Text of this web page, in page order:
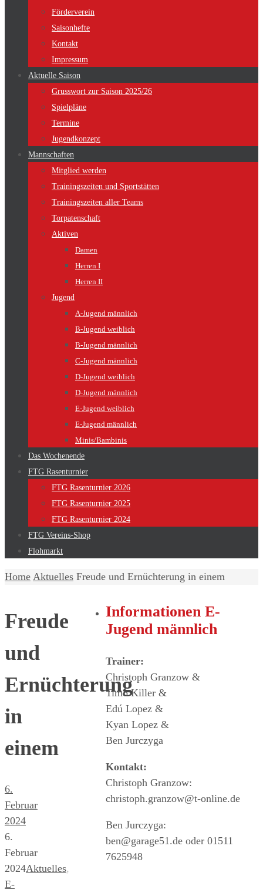
Förderverein
Saisonhefte
Kontakt
Impressum
Aktuelle Saison
Grusswort zur Saison 2025/26
Spielpläne
Termine
Jugendkonzept
Mannschaften
Mitglied werden
Trainingszeiten und Sportstätten
Trainingszeiten aller Teams
Torpatenschaft
Aktiven
Damen
Herren I
Herren II
Jugend
A-Jugend männlich
B-Jugend weiblich
B-Jugend männlich
C-Jugend männlich
D-Jugend weiblich
D-Jugend männlich
E-Jugend weiblich
E-Jugend männlich
Minis/Bambinis
Das Wochenende
FTG Rasenturnier
FTG Rasenturnier 2026
FTG Rasenturnier 2025
FTG Rasenturnier 2024
FTG Vereins-Shop
Flohmarkt
Home Aktuelles Freude und Ernüchterung in einem
Freude
und
Ernüchterung
in
einem
6.
Februar
2024
6.
Februar
2024Aktuelles,
E-
Informationen E-
Jugend männlich
Trainer:
Christoph Granzow &
Timo Killer &
Edú Lopez &
Kyan Lopez &
Ben Jurczyga
Kontakt:
Christoph Granzow:
christoph.granzow@t-online.de
Ben Jurczyga:
ben@garage51.de oder 01511
7625948